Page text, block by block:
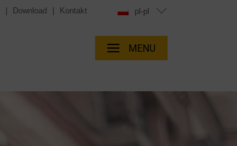
Download Kontakt pl-pl
MENU